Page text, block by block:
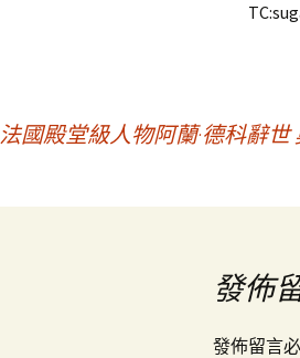
法國殿堂級人物阿蘭·德科辭
發佈
發佈留言